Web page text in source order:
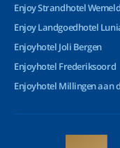
Enjoy Strandhotel
Enjoy Landgoedhotel
Enjoyhotel Joli Bergen
Enjoyhotel Frederiksoord
Enjoyhotel Millingen aan